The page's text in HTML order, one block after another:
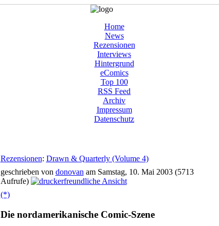
Home
News
Rezensionen
Interviews
Hintergrund
eComics
Top 100
RSS Feed
Archiv
Impressum
Datenschutz
Rezensionen: Drawn & Quarterly (Volume 4)
geschrieben von donovan am Samstag, 10. Mai 2003 (5713
Aufrufe)
(*)
Die nordamerikanische Comic-Szene